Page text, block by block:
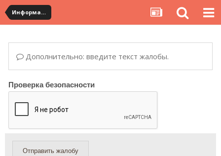
Информация по полученным посылкам
Дополнительно: введите текст жалобы.
Проверка безопасности
Отправить жалобу